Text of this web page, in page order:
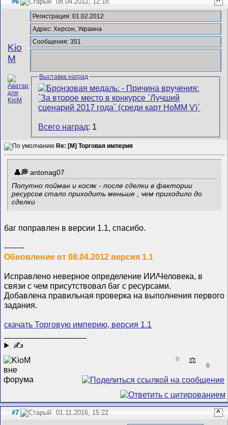
Kio
M
Регистрация: 01.02.2012
Адрес: Херсон, Украина
Сообщения: 351
Выставка наград
Всего наград: 1
Re: [M] Торговая империя
antonag07
Попутно пойман и косяк - после сделки в фактории
ресурсов стало приходить меньше , чем приходило до
сделки
баг поправлен в версии 1.1, спасибо.
--------
Обновление от 08.04.2012 версия 1.1
Исправлено неверное определение ИИ/Человека, в
связи с чем присутствовал баг с ресурсами.
Добавлена правильная проверка на выполнения первого
задания.
скачать Торговую империю, версия 1.1
✍
0 ⚖️
0
#7 01.11.2016, 15:22 ^